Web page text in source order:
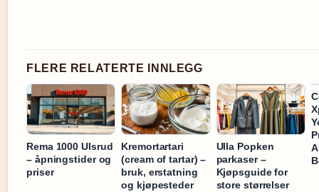
FLERE RELATERTE INNLEGG
Rema 1000 Ulsrud
– åpningstider og
priser
Kremortartari
(cream of tartar) –
bruk, erstatning
og kjøpesteder
Ulla Popken
parkaser –
Kjøpsguide for
store størrelser